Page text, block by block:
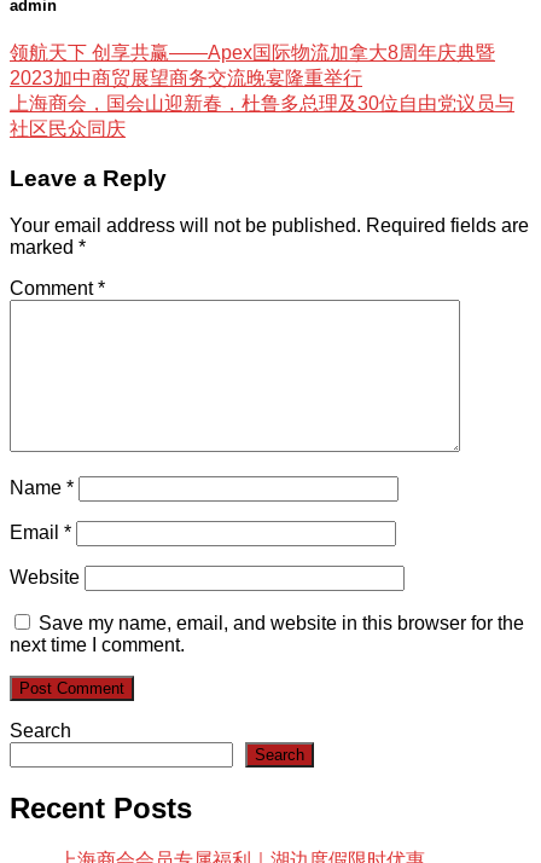
admin
领航天下 创享共赢——Apex国际物流加拿大8周年庆典暨
2023加中商贸展望商务交流晚宴隆重举行
上海商会，国会山迎新春，杜鲁多总理及30位自由党议员与
社区民众同庆
Leave a Reply
Your email address will not be published. Required fields are
marked *
Comment*
Name *
Email *
Website
Save my name, email, and website in this browser for the
next time I comment.
Search
Search
Recent Posts